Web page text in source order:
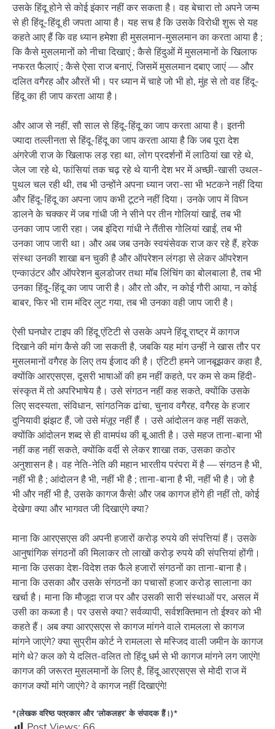
उसके हिंदू होने से कोई इंकार नहीं कर सकता है। वह बेचारा तो अपने जन्म
से ही हिंदू-हिंदू ही जपता आया है। यह सच है कि उसके विरोधी शुरू से यह
कहते आए हैं कि वह ध्यान हमेशा ही मुसलमान-मुसलमान का करता आया है ;
कि कैसे मुसलमानों को नीचा दिखाएं ; कैसे हिंदुओं में मुसलमानों के खिलाफ
नफरत फैलाएं ; कैसे ऐसा राज बनाएं, जिसमें मुसलमान दबाए जाएं — और
दलित वगैरह और औरतें भी। पर ध्यान में चाहे जो भी हो, मुंह से तो वह हिंदू-
हिंदू का ही जाप करता आया है।
और आज से नहीं, सौ साल से हिंदू-हिंदू का जाप करता आया है। इतनी
ज्यादा तल्लीनता से हिंदू-हिंदू का जाप करता आया है कि जब पूरा देश
अंगरेजी राज के खिलाफ लड़ रहा था, लोग प्रदर्शनों में लाठियां खा रहे थे,
जेल जा रहे थे, फांसियां तक चढ़ रहे थे यानी देश भर में अच्छी-खासी उथल-
पुथल चल रही थी, तब भी उन्होंने अपना ध्यान जरा-सा भी भटकने नहीं दिया
और हिंदू-हिंदू का अपना जाप कभी टूटने नहीं दिया। उनके जाप में विघ्न
डालने के चक्कर में जब गांधी जी ने सीने पर तीन गोलियां खाईं, तब भी
उनका जाप जारी रहा। जब इंदिरा गांधी ने तैंतीस गोलियां खाईं, तब भी
उनका जाप जारी था। और अब जब उनके स्वयंसेवक राज कर रहे हैं, हरेक
संस्था उनकी शाखा बन चुकी है और ऑपरेशन लंगड़ा से लेकर ऑपरेशन
एन्काउंटर और ऑपरेशन बुलडोजर तथा मॉब लिंचिंग का बोलबाला है, तब भी
उनका हिंदू-हिंदू का जाप जारी है। और तो और, न कोई गौरी आया, न कोई
बाबर, फिर भी राम मंदिर लुट गया, तब भी उनका वही जाप जारी है।
ऐसी घनघोर टाइप की हिंदू एंटिटी से उसके अपने हिंदू राष्ट्र में कागज
दिखाने की मांग कैसे की जा सकती है, जबकि यह मांग उन्हीं ने खास तौर पर
मुसलमानों वगैरह के लिए तय ईजाद की है। एंटिटी हमने जानबूझकर कहा है,
क्योंकि आरएसएस, दूसरी भाषाओं की हम नहीं कहते, पर कम से कम हिंदी-
संस्कृत में तो अपरिभाषेय है। उसे संगठन नहीं कह सकते, क्योंकि उसके
लिए सदस्यता, संविधान, सांगठनिक ढांचा, चुनाव वगैरह, वगैरह के हजार
दुनियावी झंझट हैं, जो उसे मंज़ूर नहीं हैं । उसे आंदोलन कह नहीं सकते,
क्योंकि आंदोलन शब्द से ही वामपंथ की बू आती है। उसे महज ताना-बाना भी
नहीं कह नहीं सकते, क्योंकि वर्दी से लेकर शाखा तक, उसका कठोर
अनुशासन है। वह नेति-नेति की महान भारतीय परंपरा में है — संगठन है भी,
नहीं भी है ; आंदोलन है भी, नहीं भी है ; ताना-बाना है भी, नहीं भी है। जो है
भी और नहीं भी है, उसके कागज कैसे! और जब कागज होंगे ही नहीं तो, कोई
देखेगा क्या और भागवत जी दिखाएंगे क्या?
माना कि आरएसएस की अपनी हजारों करोड़ रुपये की संपत्तियां हैं। उसके
आनुषांगिक संगठनों की मिलाकर तो लाखों करोड़ रुपये की संपत्तियां होंगी।
माना कि उसका देश-विदेश तक फैले हजारों संगठनों का ताना-बाना है।
माना कि उसका और उसके संगठनों का पचासों हजार करोड़ सालाना का
खर्चा है। माना कि मौजूदा राज पर और उसकी सारी संस्थाओं पर, असल में
उसी का कब्जा है। पर उससे क्या? सर्वव्यापी, सर्वशक्तिमान तो ईश्वर को भी
कहते हैं। अब क्या आरएसएस से कागज मांगने वाले रामलला से कागज
मांगने जाएंगे? क्या सुप्रीम कोर्ट ने रामलला से मस्जिद वाली जमीन के कागज
मांगे थे? कल को ये दलित-वलित तो हिंदू धर्म से भी कागज मांगने लग जाएंगे!
कागज की जरूरत मुसलमानों के लिए है, हिंदू आरएसएस से मोदी राज में
कागज क्यों मांगे जाएंगे? वे कागज नहीं दिखाएंगे!
*(लेखक वरिष्ठ पत्रकार और ‘लोकलहर’ के संपादक हैं।)*